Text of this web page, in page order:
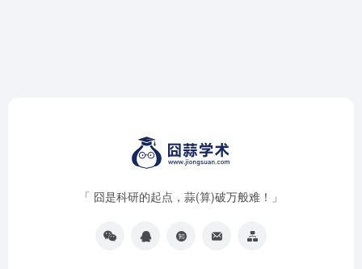
「 囧是科研的起点，蒜(算)破万般难！」